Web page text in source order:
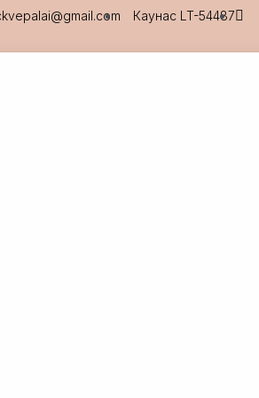
Каунас LT-54487